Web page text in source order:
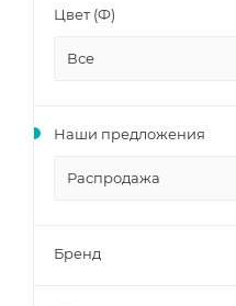
Цвет (Ф)
Все
Наши предложения
Распродажа
Бренд